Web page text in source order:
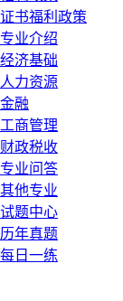
证书福利政策
专业介绍
经济基础
人力资源
金融
工商管理
财政税收
专业问答
其他专业
试题中心
历年真题
每日一练